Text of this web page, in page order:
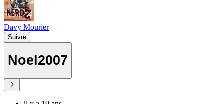
Davy Mourier
Suivre
Noel2007